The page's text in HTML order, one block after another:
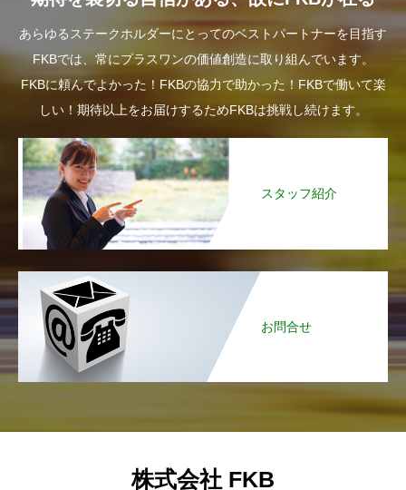
あらゆるステークホルダーにとってのベストパートナーを目指す
FKBでは、常にプラスワンの価値創造に取り組んでいます。
FKBに頼んでよかった！FKBの協力で助かった！FKBで働いて楽
しい！期待以上をお届けするためFKBは挑戦し続けます。
スタッフ紹介
お問合せ
株式会社 FKB